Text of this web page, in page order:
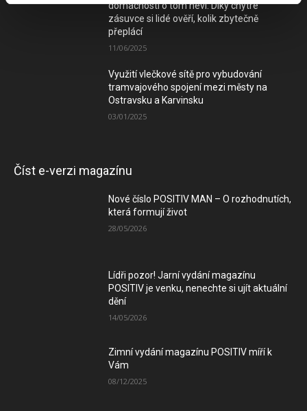
domácností o tom neví. Díky chytré
zásuvce si lidé ověří, kolik zbytečně
přeplácí
11/06/2025
Využití vlečkové sítě pro vybudování
tramvajového spojení mezi městy na
Ostravsku a Karvinsku
03/01/2025
Číst e-verzi magazínu
Nové číslo POSITIV MAN – O rozhodnutích,
která formují život
28/05/2026
Lídři pozor! Jarní vydání magazínu
POSITIV je venku, nenechte si ujít aktuální
dění
14/05/2026
Zimní vydání magazínu POSITIV míří k
Vám
08/12/2025